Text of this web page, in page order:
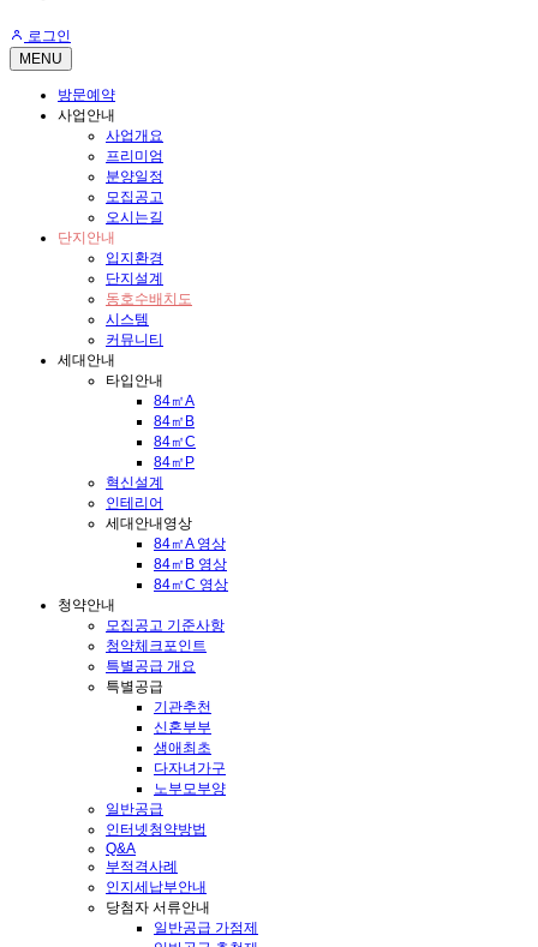
로그인
MENU
방문예약
사업안내
사업개요
프리미엄
분양일정
모집공고
오시는길
단지안내
입지환경
단지설계
동호수배치도
시스템
커뮤니티
세대안내
타입안내
84㎡A
84㎡B
84㎡C
84㎡P
혁신설계
인테리어
세대안내영상
84㎡A 영상
84㎡B 영상
84㎡C 영상
청약안내
모집공고 기준사항
청약체크포인트
특별공급 개요
특별공급
기관추천
신혼부부
생애최초
다자녀가구
노부모부양
일반공급
인터넷청약방법
Q&A
부적격사례
인지세납부안내
당첨자 서류안내
일반공급 가점제